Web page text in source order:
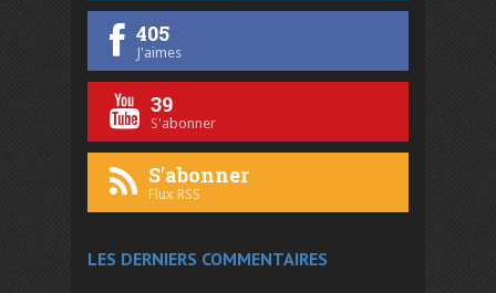
405
J'aimes
39
S'abonner
S'abonner
Flux RSS
LES DERNIERS COMMENTAIRES